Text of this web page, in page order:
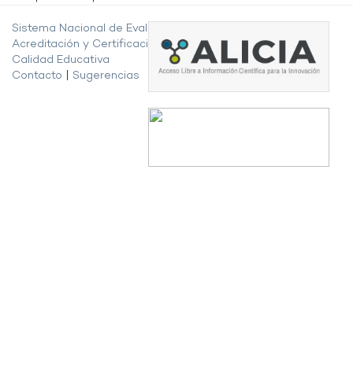
Sistema Nacional de Evaluación,
Acreditación y Certificación de la
Calidad Educativa
Contacto
Sugerencias